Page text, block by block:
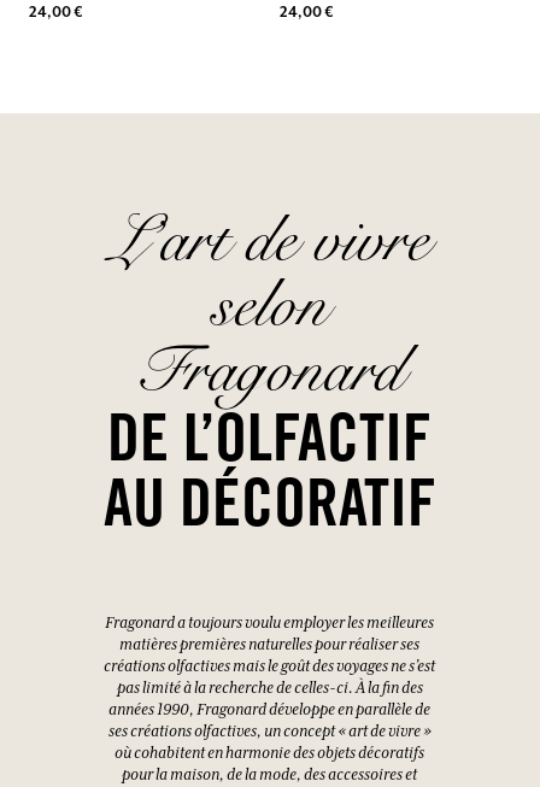
24,00 € 24,00 €
L’art de vivre
selon
Fragonard
DE L’OLFACTIF
AU DÉCORATIF
Fragonard a toujours voulu employer les meilleures
matières premières naturelles pour réaliser ses
créations olfactives mais le goût des voyages ne s’est
pas limité à la recherche de celles-ci. À la fin des
années 1990, Fragonard développe en parallèle de
ses créations olfactives, un concept « art de vivre »
où cohabitent en harmonie des objets décoratifs
pour la maison, de la mode, des accessoires et